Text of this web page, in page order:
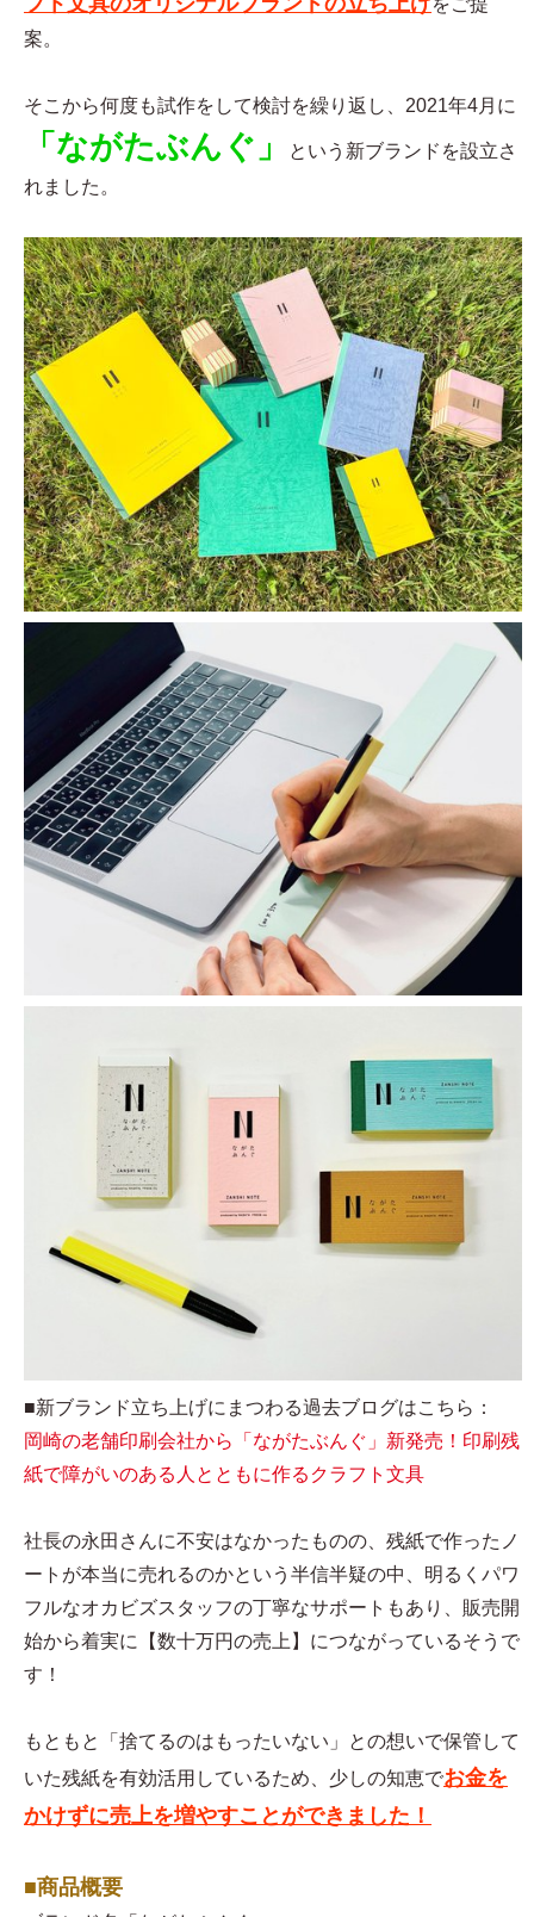
をご提
案。
そこから何度も試作をして検討を繰り返し、2021年4月に
「ながたぶんぐ」
という新ブランドを設立さ
れました。
■新ブランド立ち上げにまつわる過去ブログはこちら：
岡崎の老舗印刷会社から「ながたぶんぐ」新発売！印刷残
紙で障がいのある人とともに作るクラフト文具
社長の永田さんに不安はなかったものの、残紙で作ったノ
ートが本当に売れるのかという半信半疑の中、明るくパワ
フルなオカビズスタッフの丁寧なサポートもあり、販売開
始から着実に【数十万円の売上】につながっているそうで
す！
もともと「捨てるのはもったいない」との想いで保管して
いた残紙を有効活用しているため、少しの知恵でお金を
かけずに売上を増やすことができました！
■商品概要